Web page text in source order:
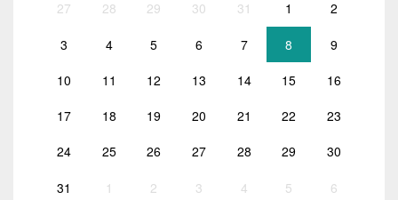
27 28 29 30 31 1 2
3 4 5 6 7 8 9
10 11 12 13 14 15 16
17 18 19 20 21 22 23
24 25 26 27 28 29 30
31 1 2 3 4 5 6